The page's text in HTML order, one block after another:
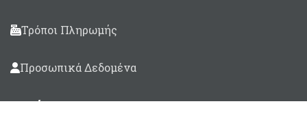
Τρόποι Πληρωμής
Προσωπικά Δεδομένα
Βρείτε μας